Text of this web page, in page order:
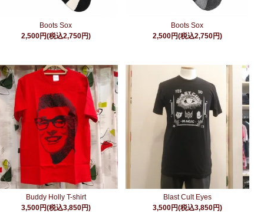
Boots Sox
2,500円(税込2,750円)
Boots Sox
2,500円(税込2,750円)
Buddy Holly T-shirt
3,500円(税込3,850円)
Blast Cult Eyes
3,500円(税込3,850円)